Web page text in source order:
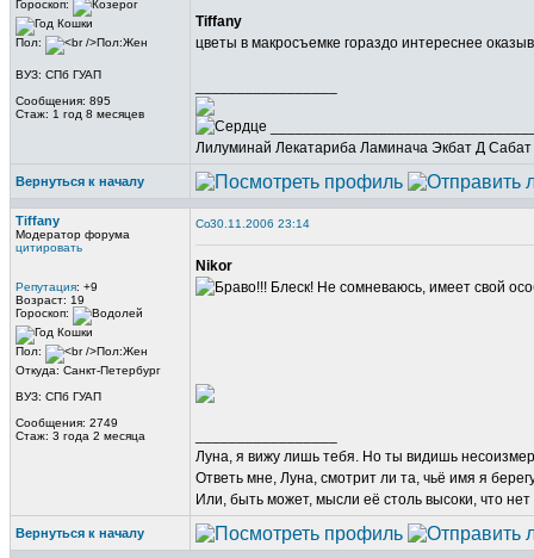
Гороскоп:
Пол:
ВУЗ: СПб ГУАП
Сообщения: 895
Стаж: 1 год 8 месяцев
Tiffany
цветы в макросъемке гораздо интереснее
Лилуминай Лекатариба Ламинача Экбат Д Сабат
Вернуться к началу
Tiffany
Модератор форума
цитировать
Репутация: +9
Возраст: 19
Гороскоп:
Пол:
Откуда: Санкт-Петербург
ВУЗ: СПб ГУАП
Сообщения: 2749
Стаж: 3 года 2 месяца
30.11.2006 23:14
Nikor
Блеск! Не сомневаюсь, имеет свой
Луна, я вижу лишь тебя. Но ты видишь
Ответь мне, Луна, смотрит ли та, чьё имя я
Или, быть может, мысли её столь высоки, что
Вернуться к началу